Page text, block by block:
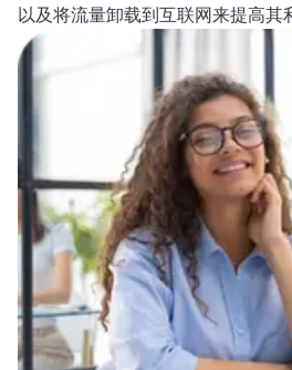
以及将流量卸载到互联网来提高其